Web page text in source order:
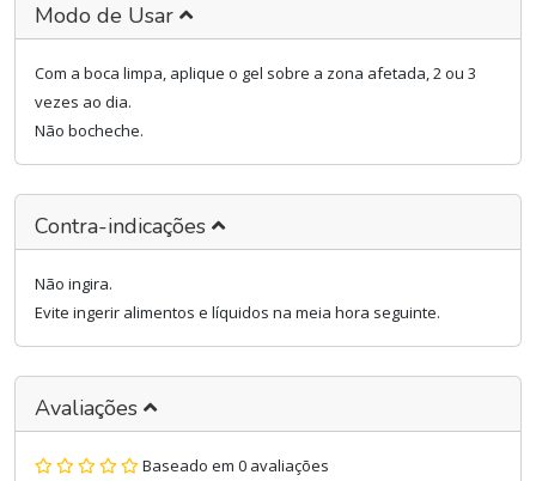
Modo de Usar
Com a boca limpa, aplique o gel sobre a zona afetada, 2 ou 3
vezes ao dia.
Não bocheche.
Contra-indicações
Não ingira.
Evite ingerir alimentos e líquidos na meia hora seguinte.
Avaliações
Baseado em 0 avaliações